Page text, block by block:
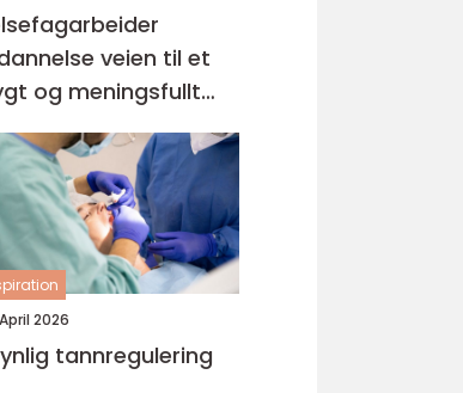
veien til et
og meningsfullt
2026
tannregulering